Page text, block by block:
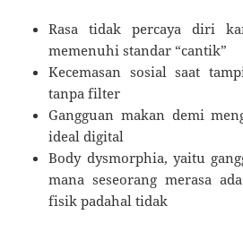
Rasa tidak percaya diri
memenuhi standar “cantik”
Kecemasan sosial saat
tanpa filter
Gangguan makan demi
ideal digital
Body dysmorphia, yaitu
mana seseorang merasa
fisik padahal tidak